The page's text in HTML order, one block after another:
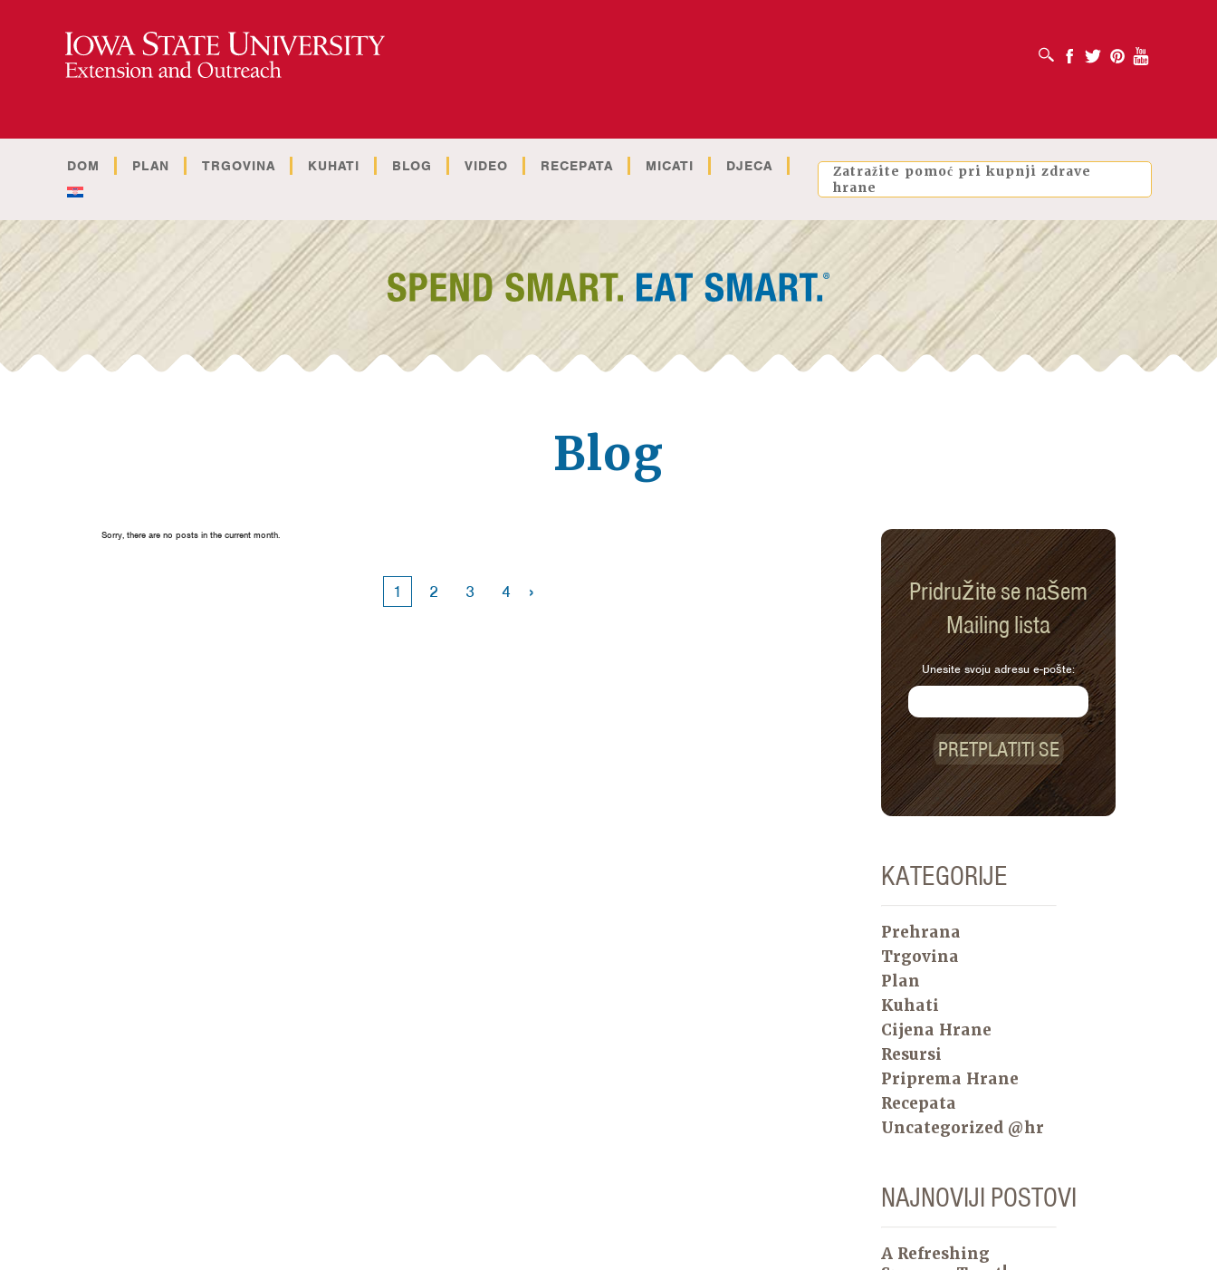
OTVORI OKVIR ZA PRETRAŽIVANJE
Facebook
Twitter PinterestYoutube
DOM PLAN TRGOVINA KUHATI BLOG VIDEO RECEPATA MICATI DJECA
Zatražite pomoć pri kupnji zdrave
hrane
Blog
Sorry, there are no posts in the current month.
1 2 3 4 ›
Pridružite se našem
Mailing lista
Unesite svoju adresu e-pošte:
PRETPLATITI SE
KATEGORIJE
Prehrana
Trgovina
Plan
Kuhati
Cijena Hrane
Resursi
Priprema Hrane
Recepata
Uncategorized @hr
NAJNOVIJI POSTOVI
A Refreshing